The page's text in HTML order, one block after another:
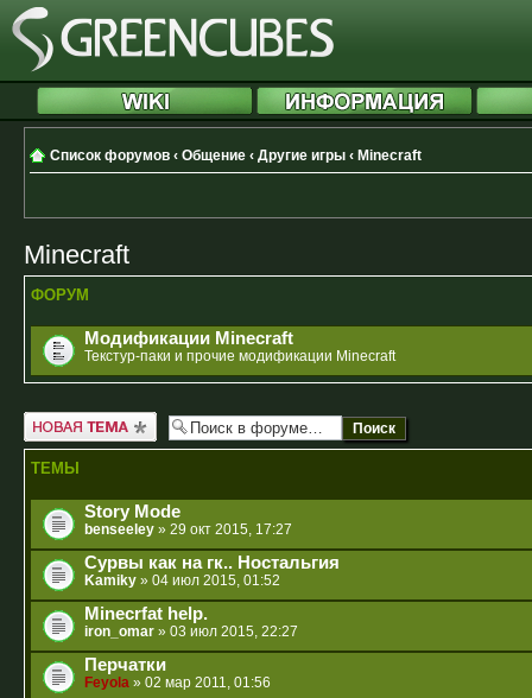
Список форумов ‹ Общение ‹ Другие игры ‹ Minecraft
Minecraft
ФОРУМ
Модификации Minecraft
Текстур-паки и прочие модификации Minecraft
Новая тема
ТЕМЫ
Story Mode
benseeley » 29 окт 2015, 17:27
Сурвы как на гк.. Ностальгия
Kamiky » 04 июл 2015, 01:52
Minecrfat help.
iron_omar » 03 июл 2015, 22:27
Перчатки
Feyola » 02 мар 2011, 01:56